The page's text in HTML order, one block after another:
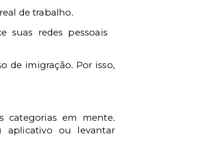
de trabalho.
suas redes pessoais
de imigração. Por isso,
categorias em mente.
aplicativo ou levantar